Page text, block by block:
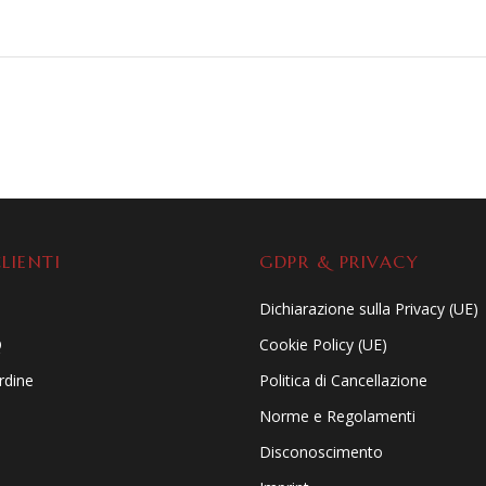
GDPR & PRIVACY
Dichiarazione sulla Privacy (UE)
Cookie Policy (UE)
Politica di Cancellazione
Norme e Regolamenti
Disconoscimento